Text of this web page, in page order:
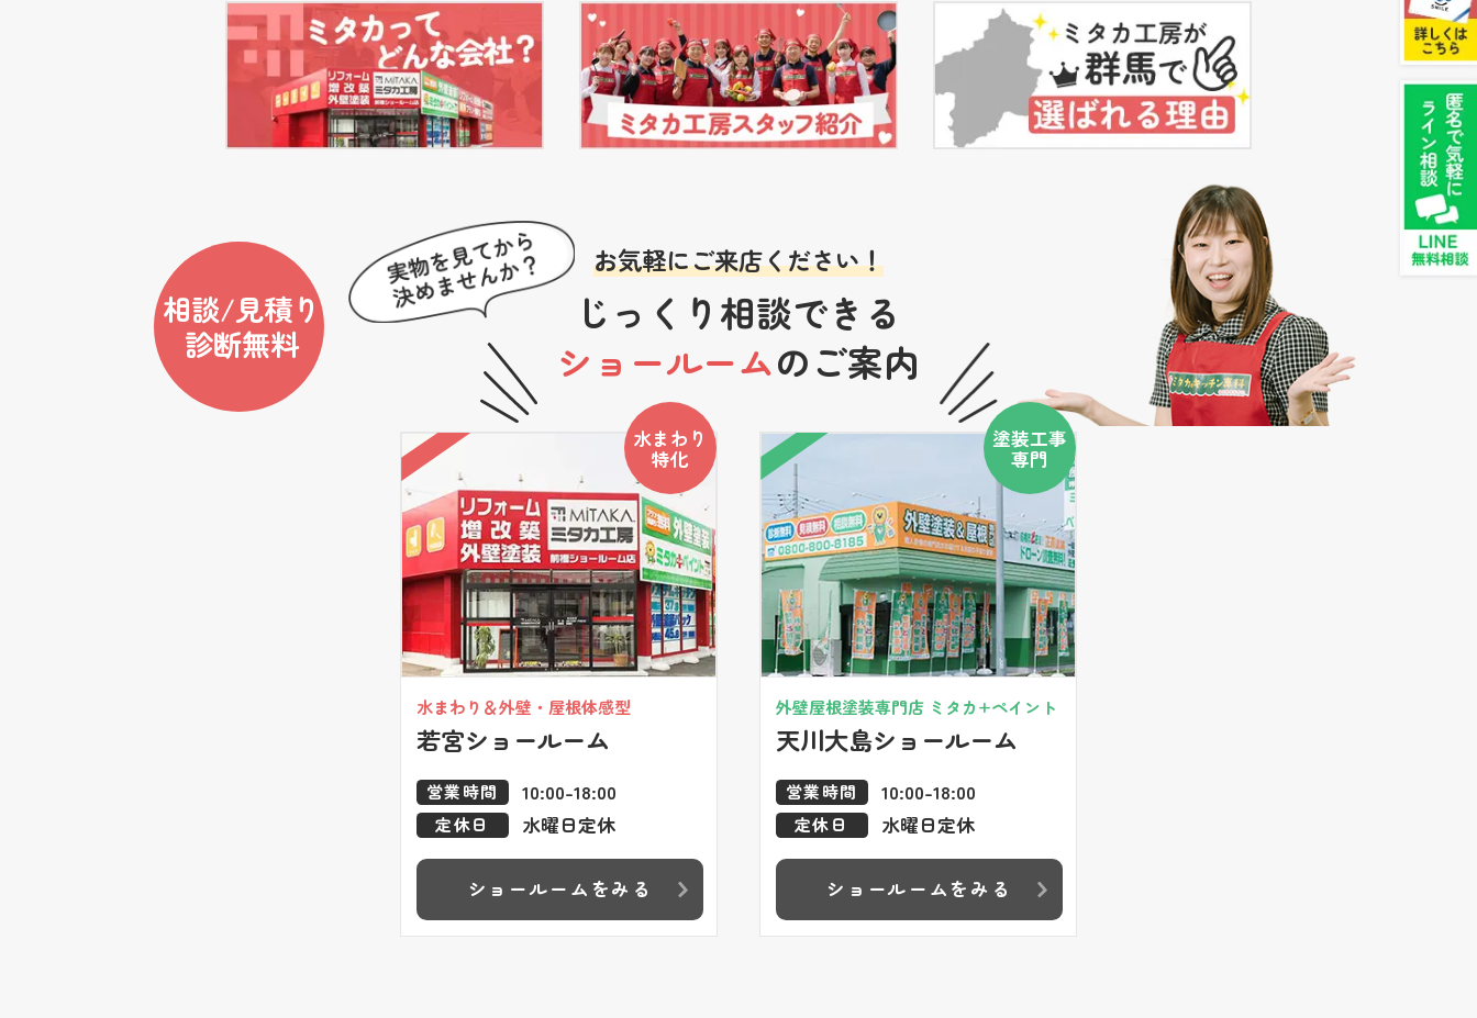
相談/見積り
診断無料
お気軽にご来店ください！
じっくり相談できる
ショールームのご案内
水まわり＆外壁・屋根体感型
若宮ショールーム
水まわり
特化
営業時間 10:00-18:00
定休日 水曜日定休
ショールームをみる
外壁屋根塗装専門店 ミタカ+ペイント
天川大島ショールーム
塗装工事
専門
営業時間 10:00-18:00
定休日 水曜日定休
ショールームをみる